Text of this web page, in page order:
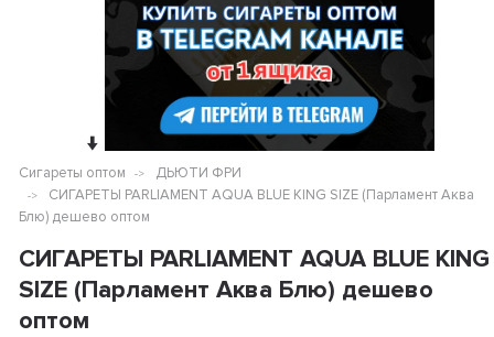
↓
Сигареты оптом
ДЬЮТИ ФРИ
СИГАРЕТЫ PARLIAMENT AQUA BLUE KING SIZE (Парламент Аква
Блю) дешево оптом
СИГАРЕТЫ PARLIAMENT AQUA BLUE KING
SIZE (Парламент Аква Блю) дешево
оптом